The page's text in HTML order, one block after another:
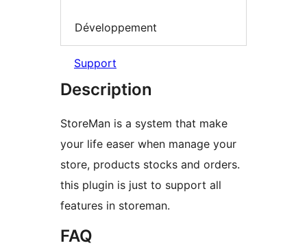
Développement
Support
Description
StoreMan is a system that make
your life easer when manage your
store, products stocks and orders.
this plugin is just to support all
features in storeman.
FAQ